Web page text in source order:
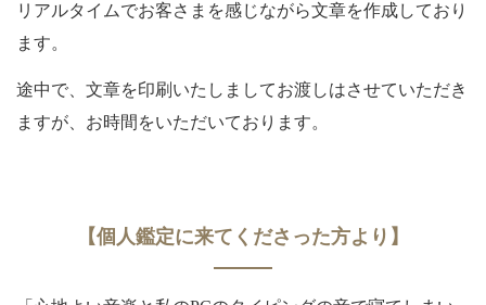
リアルタイムでお客さまを感じながら文章を作成しており
ます。
途中で、文章を印刷いたしましてお渡しはさせていただき
ますが、お時間をいただいております。
【個人鑑定に来てくださった方より】